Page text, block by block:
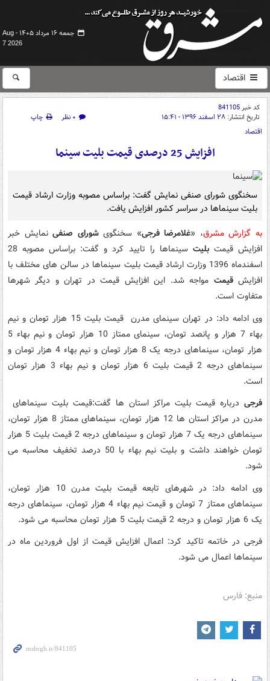
جمعه ۱۶ مرداد ۱۴۰۵ -
Aug
7 2026
اقتصاد
کد خبر841105
تاریخ انتشار: ۲۸ اسفند ۱۳۹۶ - ۱۵:۴۱ ۰ نظر
چاپ
اقتصاد
افزایش 25 درصدی قیمت بلیت سینما
سخنگوی شورای صنفی نمایش گفت: براساس مصوبه وزارت ارشاد قیمت
بلیت سینماها در سراسر کشور افزایش یافت.
به گزارش مشرق، «غلامرضا فرجی» سخنگویشورای صنفینمایش خبر
افزایش قیمتبلیت
سینماها را تایید کرد و گفت: براساس مصوبه 28
اسفندماه 1396 وزارت ارشاد قیمت بلیت سینماها در سالن های مختلف با
افزایشقیمت مواجه شد. این افزایش قیمت در تهران و دیگر شهرها
متفاوت است.
وی ادامه داد: در تهران سینمای مدرن قیمت بلیت 15 هزار تومان و نیم
بهاء 7 هزار و پانصد تومان، سینمای ممتاز 10 هزار تومان و نیم بهاء 5
هزار تومان، سینماهای درجه یک 8 هزار تومان و نیم بهاء 4 هزار تومان و
سینماهای درجه 2 قیمت بلیت 6 هزار تومان و نیم بهاء 3 هزار تومان
است.
فرجی درباره قیمت بلیت مراکز استان ها گفت:قیمت بلیت سینماهای
مدرن در مراکز استان ها 12 هزار تومان، سینماهای ممتاز 8 هزار تومان،
سینماهای درجه یک 7 هزار تومان و سینماهای درجه 2 قیمت بلیت 5 هزار
تومان خواهند داشت و بلیت نیم بهاء با 50 درصد تخفیف محاسبه می
شود.
وی ادامه داد: در شهرهای تابعه قیمت بلیت مدرن 10 هزار تومان،
سینماهای ممتاز 7 تومان و قیمت نیم بهاء 4 هزار تومان، سینماهای درجه
یک 6 هزار تومان و درجه 2 قیمت بلیت 5 هزار تومان محاسبه می شود.
فرجی در خاتمه تاکید کرد: اعمال افزایش قیمت از اول فروردین ماه در
سینماها اعمال می شود.
منبع: فارس